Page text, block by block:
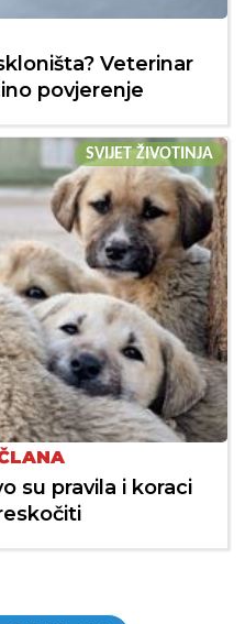
Veterinar
povjerenje
SVIJET ŽIVOTINJA
su pravila i koraci